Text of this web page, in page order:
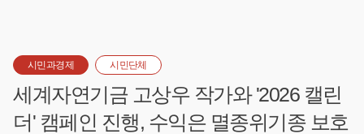
시민과경제 시민단체
세계자연기금 고상우 작가와 '2026 캘린
더' 캠페인 진행, 수익은 멸종위기종 보호